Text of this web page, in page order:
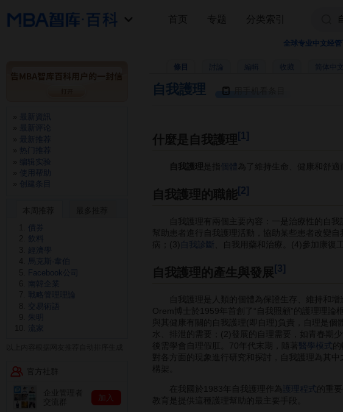
全球专业中文经
條目 收藏
自我護理
什麼是自我護理[1]
自我護理 是指 個體 為了維持生命、健康和舒適
自我護理的職能[2]
自我護理有兩個主要內容：一是治療性的自我
幫助患者進行自我護理活動，協助某些患者改變
病；(3) 自我診斷 、自我用藥和治療。(4)參加康復工
自我護理的產生與發展[3]
自我護理是人類的個體為保證生存、維持和增
Orem博士於1959年首創了“自我照顧”的護理理
與其健康有關的自我護理(即自理)負責，自理是個
水、排泄的需要；(2)發展的自理需要，如青春期
後需學會自理假肛。70年代末期，隨著
醫學模式
對各方面的現象進行研究和探討，自我護理為其
構架。
在我國於1983年自我護理作為 護理程式 的重
教育是提供這種護理幫助的最主要手段。
首页 专题 分类索引
最新資訊
最新评论
最新推荐
热门推荐
编辑实验
使用帮助
创建条目
債券
飲料
經濟學
馬克斯·韋伯
Facebook公司
南韓企業
戰略管理理論
交易術語
朱明
流家
加入